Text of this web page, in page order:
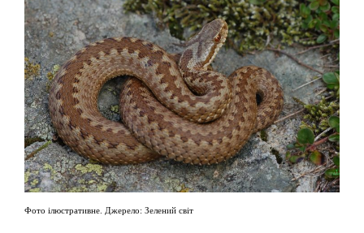
Фото ілюстративне. Джерело: Зелений світ